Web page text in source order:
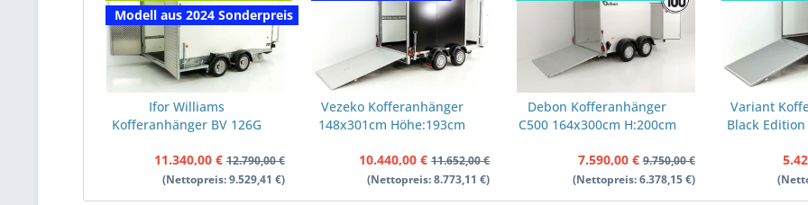
Modell aus 2024 Sonderpreis
Ifor Williams
Kofferanhänger BV 126G
| Klappenkombi |
AKTION
11.340,00 € 12.790,00 €
(Nettopreis: 9.529,41 €)
Vezeko Kofferanhänger
148x301cm Höhe:193cm
Dachträger | schwarz
10.440,00 € 11.652,00 €
(Nettopreis: 8.773,11 €)
Debon Kofferanhänger
C500 164x300cm H:200cm
| schwarz
7.590,00 € 9.750,00 €
(Nettopreis: 6.378,15 €)
Variant
Black